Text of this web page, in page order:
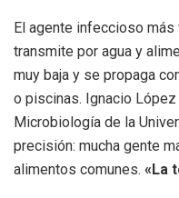
El agente infeccioso
transmite por agua y
muy baja y se propaga
o piscinas. Ignacio
Microbiología de la
precisión: mucha gente
alimentos comunes. «La